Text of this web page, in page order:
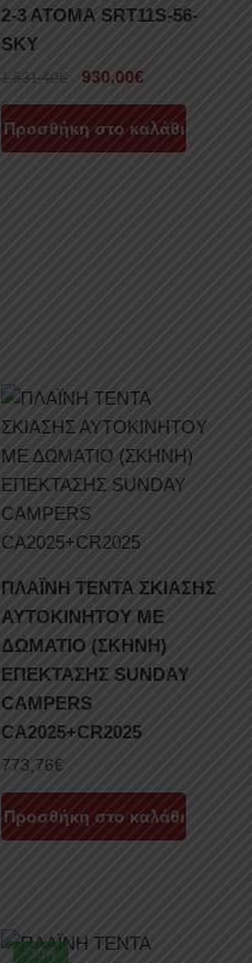
2-3 ΑΤΟΜΑ SRT11S-56-
SKY
1.531,40 € 930,00€
Προσθήκη στο καλάθι
ΠΛΑΪΝΗ ΤΕΝΤΑ ΣΚΙΑΣΗΣ
ΑΥΤΟΚΙΝΗΤΟΥ ΜΕ
ΔΩΜΑΤΙΟ (ΣΚΗΝΗ)
ΕΠΕΚΤΑΣΗΣ SUNDAY
CAMPERS
CA2025+CR2025
773,76€
Προσθήκη στο καλάθι
-30%